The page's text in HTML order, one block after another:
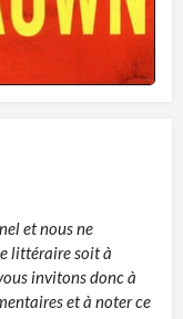
et nous ne
littéraire soit à
invitons donc à
et à noter ce